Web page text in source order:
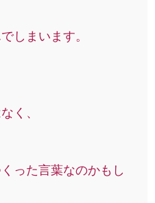
しまいます。
く、
った言葉なのかもし